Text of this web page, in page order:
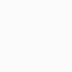
de